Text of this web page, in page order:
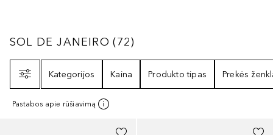
SOL DE JANEIRO72
SOL DE JANEIRO (72)
Kategorijos
Kaina Produkto tipas Prekės
Pastabos apie rūšiavimą